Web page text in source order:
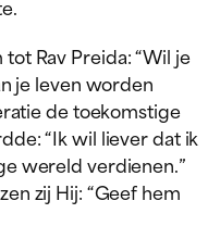
Rav Preida: “Wil je
je leven worden
de toekomstige
“Ik wil liever dat ik
wereld verdienen.”
zij Hij: “Geef hem